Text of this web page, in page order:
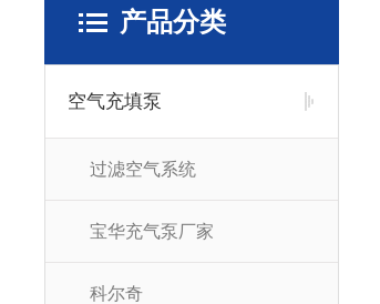
产品分类
空气充填泵
过滤空气系统
宝华充气泵厂家
科尔奇